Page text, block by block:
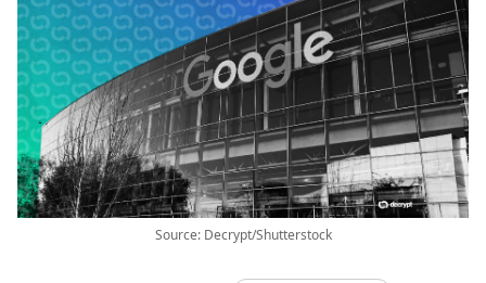
Source: Decrypt/Shutterstock